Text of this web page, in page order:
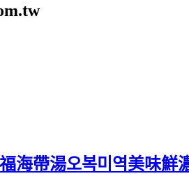
海帶湯오복미역美味鮮